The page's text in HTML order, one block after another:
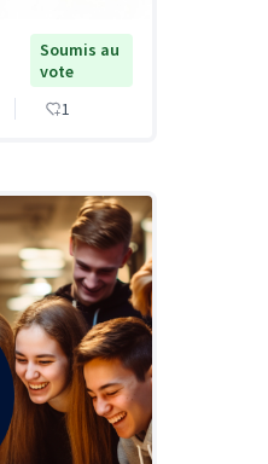
Soumis au
vote
1